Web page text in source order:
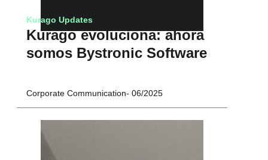
Kurago Updates
Kurago evoluciona: ahora
somos Bystronic Software
Corporate Communication 06/2025